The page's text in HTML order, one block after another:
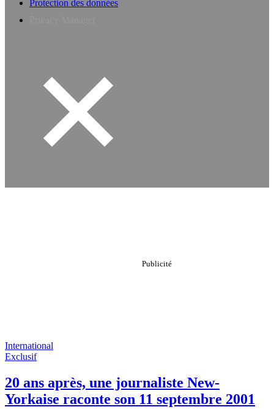
Protection des données
International
Exclusif
20 ans après, une journaliste New-
Yorkaise raconte son 11 septembre 2001